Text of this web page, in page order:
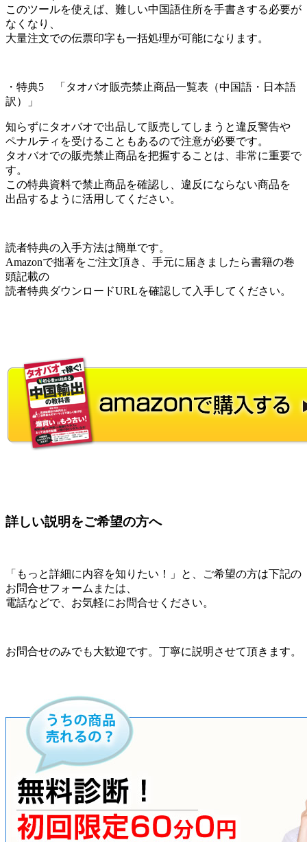
このツールを使えば、難しい中国語住所を手書きする必要が
なくなり、
大量注文での伝票印字も一括処理が可能になります。
・特典5 「タオバオ販売禁止商品一覧表（中国語・日本語
訳）」
知らずにタオバオで出品して販売してしまうと違反警告や
ペナルティを受けることもあるので注意が必要です。
タオバオでの販売禁止商品を把握することは、非常に重要で
す。
この特典資料で禁止商品を確認し、違反にならない商品を
出品するように活用してください。
読者特典の入手方法は簡単です。
Amazonで拙著をご注文頂き、手元に届きましたら書籍の巻
頭記載の
読者特典ダウンロードURLを確認して入手してください。
詳しい説明をご希望の方へ
「もっと詳細に内容を知りたい！」と、ご希望の方は下記の
お問合せフォームまたは、
電話などで、お気軽にお問合せください。
お問合せのみでも大歓迎です。丁寧に説明させて頂きます。